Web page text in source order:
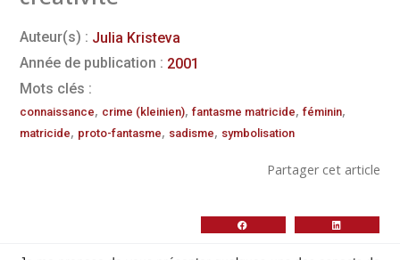
Auteur(s) : Julia Kristeva
Année de publication : 2001
Mots clés :
connaissance, crime (kleinien), fantasme matricide, féminin,
matricide, proto-fantasme, sadisme, symbolisation
Partager cet article